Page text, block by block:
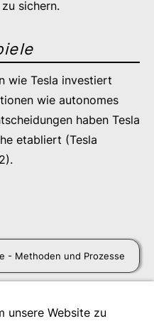
sichern.
wie Tesla investiert
wie autonomes
haben Tesla
etabliert (Tesla
- Methoden und Prozesse
unsere Website zu